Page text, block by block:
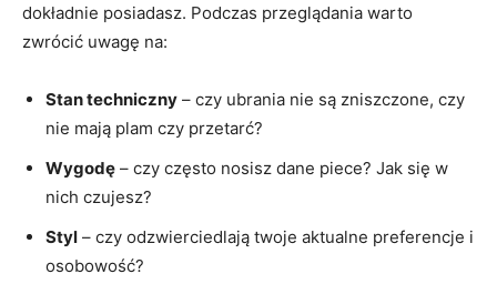
dokładnie posiadasz. Podczas przeglądania warto
zwrócić uwagę na:
Stan techniczny – czy ubrania nie są zniszczone, czy
nie mają plam czy przetarć?
Wygodę – czy często nosisz dane piece? Jak się w
nich czujesz?
Styl – czy odzwierciedlają twoje aktualne preferencje i
osobowość?